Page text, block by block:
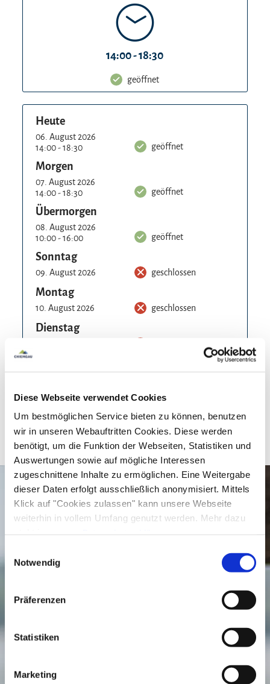
Diese Webseite verwendet Cookies
Um bestmöglichen Service bieten zu können, benutzen
wir in unseren Webauftritten Cookies. Diese werden
benötigt, um die Funktion der Webseiten, Statistiken und
Auswertungen sowie auf mögliche Interessen
zugeschnittene Inhalte zu ermöglichen. Eine Weitergabe
dieser Daten erfolgt ausschließlich anonymisiert. Mittels
Klick auf "Cookies zulassen" kann unsere Webseite
weiterhin in vollem Umfang genutzt werden. Mehr dazu
steht in unserer Datenschutzerklärung.
gelistet.
Notwendig
Präferenzen
Statistiken
Marketing
Farbstoffe oder künstliche Zusätze hergestellt
und überzeugen durch Klarheit, Fruchtintensität
und regionale Verbundenheit.
14:00 - 18:30
geöffnet
Heute
06. August 2026
14:00 - 18:30
geöffnet
Morgen
07. August 2026
14:00 - 18:30
geöffnet
Übermorgen
08. August 2026
10:00 - 16:00
geöffnet
Sonntag
09. August 2026 geschlossen
Montag
10. August 2026 geschlossen
Dienstag